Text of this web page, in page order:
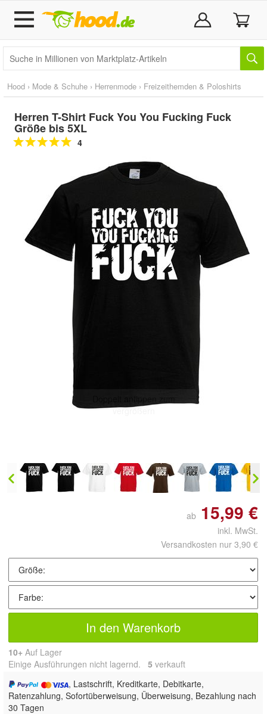
Hood › Mode & Schuhe › Herrenmode › Freizeithemden & Poloshirts
Herren T-Shirt Fuck You You Fucking Fuck
Größe bis 5XL
4
vergrößern
ab 15,99 €
inkl. MwSt.
Versandkosten nur 3,90 €
In den Warenkorb
10+ Auf Lager
Einige Ausführungen nicht lagernd. 5 verkauft
, Lastschrift, Kreditkarte, Debitkarte,
Ratenzahlung, Sofortüberweisung, Überweisung, Bezahlung nach
30 Tagen